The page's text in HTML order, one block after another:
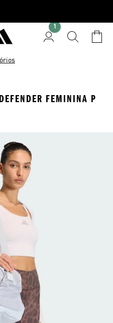
1
FEMININA P